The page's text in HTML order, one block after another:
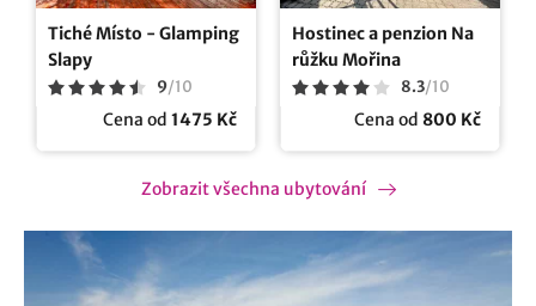
Tiché Místo - Glamping
Slapy
9/10
Cena od 1475 Kč
Hostinec a penzion Na
růžku Mořina
8.3/10
Cena od 800 Kč
Zobrazit všechna ubytování